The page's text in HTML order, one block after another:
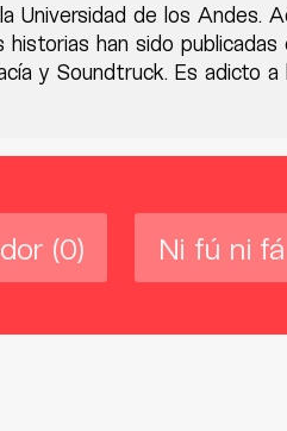
Universidad de los Andes.
han sido publicadas
y Soundtruck. Es adicto a
(0) Ni fú ni fá